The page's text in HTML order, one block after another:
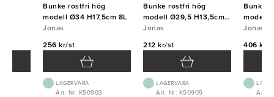
Bunke rostfri hög
modell Ø34 H17,5cm 8L
Jonas
256 kr/st
LAGERVARA
Art. Nr: K50903
Bunke rostfri hög
modell Ø29,5 H13,5cm
5L
Jonas
212 kr/st
LAGERVARA
Art. Nr: K50905
Bunke
modell
Jonas
406 kr/
Art.